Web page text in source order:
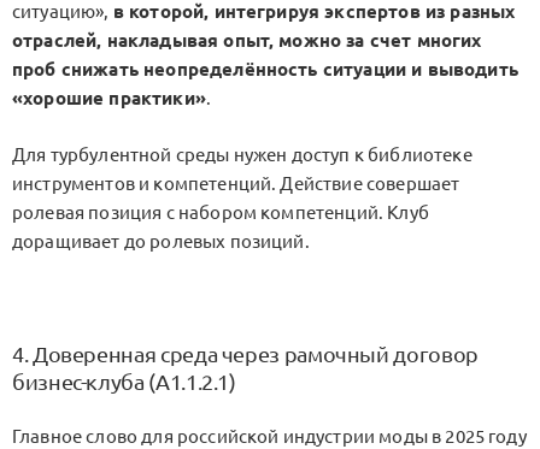
ситуацию», в которой, интегрируя экспертов из разных
отраслей, накладывая опыт, можно за счет многих
проб снижать неопределённость ситуации и выводить
«хорошие практики».
Для турбулентной среды нужен доступ к библиотеке
инструментов и компетенций. Действие совершает
ролевая позиция с набором компетенций. Клуб
доращивает до ролевых позиций.
4. Доверенная среда через рамочный договор
бизнес-клуба (А1.1.2.1)
Главное слово для российской индустрии моды в 2025 году